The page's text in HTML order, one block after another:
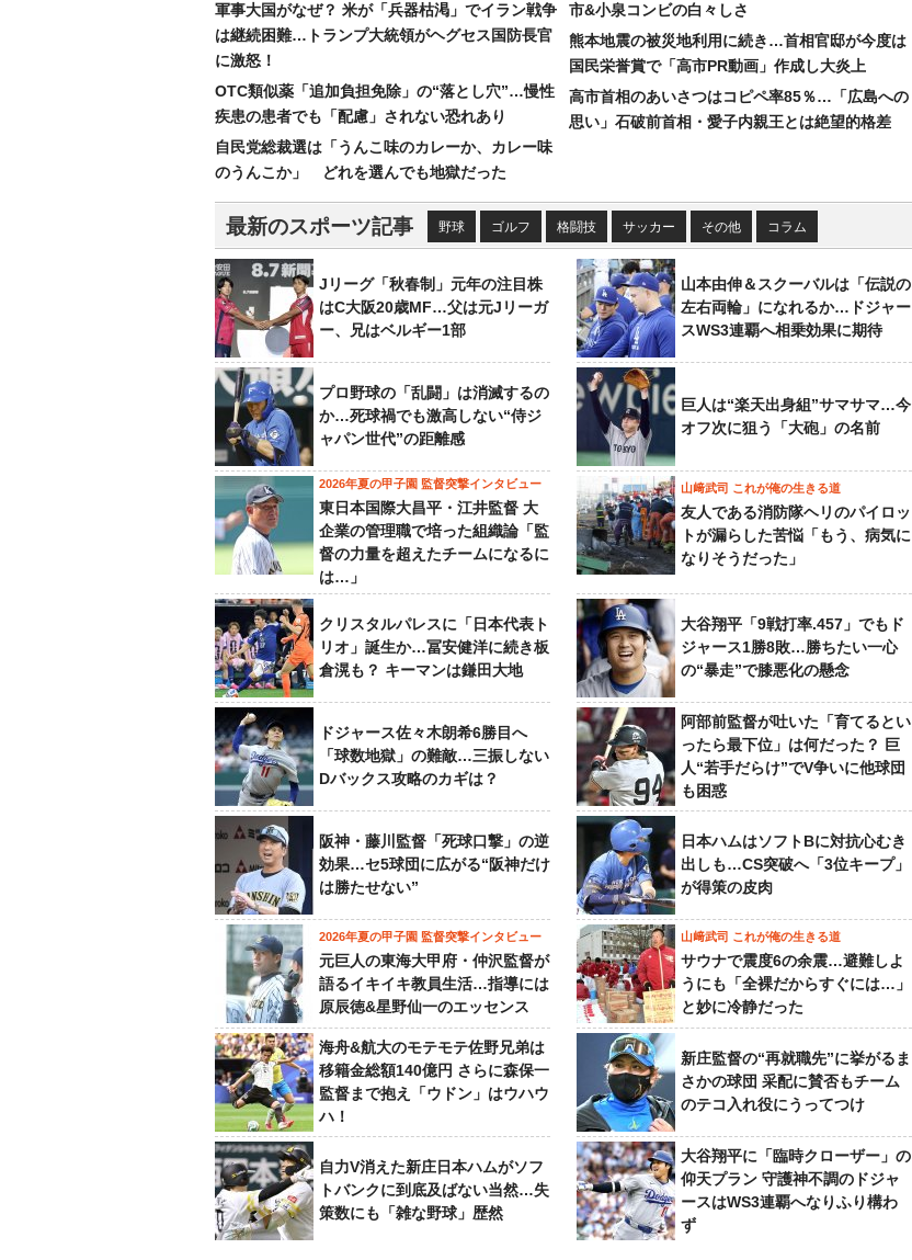
軍事大国がなぜ？ 米が「兵器枯渇」でイラン戦争
は継続困難…トランプ大統領がヘグセス国防長官
に激怒！
OTC類似薬「追加負担免除」の“落とし穴”…慢性
疾患の患者でも「配慮」されない恐れあり
自民党総裁選は「うんこ味のカレーか、カレー味
のうんこか」 どれを選んでも地獄だった
市&小泉コンビの白々しさ
熊本地震の被災地利用に続き…首相官邸が今度は
国民栄誉賞で「高市PR動画」作成し大炎上
高市首相のあいさつはコピペ率85％…「広島への
思い」石破前首相・愛子内親王とは絶望的格差
最新のスポーツ記事 野球 ゴルフ 格闘技 サッカー その他 コラム
Jリーグ「秋春制」元年の注目株
はC大阪20歳MF…父は元Jリーガ
ー、兄はベルギー1部
山本由伸＆スクーバルは「伝説の
左右両輪」になれるか…ドジャー
スWS3連覇へ相乗効果に期待
プロ野球の「乱闘」は消滅するの
か…死球禍でも激高しない“侍ジ
ャパン世代”の距離感
巨人は“楽天出身組”サマサマ…今
オフ次に狙う「大砲」の名前
2026年夏の甲子園 監督突撃インタビュー
東日本国際大昌平・江井監督 大
企業の管理職で培った組織論「監
督の力量を超えたチームになるに
は…」
山﨑武司 これが俺の生きる道
友人である消防隊ヘリのパイロッ
トが漏らした苦悩「もう、病気に
なりそうだった」
クリスタルパレスに「日本代表ト
リオ」誕生か…冨安健洋に続き板
倉滉も？ キーマンは鎌田大地
大谷翔平「9戦打率.457」でもド
ジャース1勝8敗…勝ちたい一心
の“暴走”で膝悪化の懸念
ドジャース佐々木朗希6勝目へ
「球数地獄」の難敵…三振しない
Dバックス攻略のカギは？
阿部前監督が吐いた「育てるとい
ったら最下位」は何だった？ 巨
人“若手だらけ”でV争いに他球団
も困惑
阪神・藤川監督「死球口撃」の逆
効果…セ5球団に広がる“阪神だけ
は勝たせない”
日本ハムはソフトBに対抗心むき
出しも…CS突破へ「3位キープ」
が得策の皮肉
2026年夏の甲子園 監督突撃インタビュー
元巨人の東海大甲府・仲沢監督が
語るイキイキ教員生活…指導には
原辰徳&星野仙一のエッセンス
山﨑武司 これが俺の生きる道
サウナで震度6の余震…避難しよ
うにも「全裸だからすぐには…」
と妙に冷静だった
海舟&航大のモテモテ佐野兄弟は
移籍金総額140億円 さらに森保一
監督まで抱え「ウドン」はウハウ
ハ！
新庄監督の“再就職先”に挙がるま
さかの球団 采配に賛否もチーム
のテコ入れ役にうってつけ
自力V消えた新庄日本ハムがソフ
トバンクに到底及ばない当然…失
策数にも「雑な野球」歴然
大谷翔平に「臨時クローザー」の
仰天プラン 守護神不調のドジャ
ースはWS3連覇へなりふり構わ
ず